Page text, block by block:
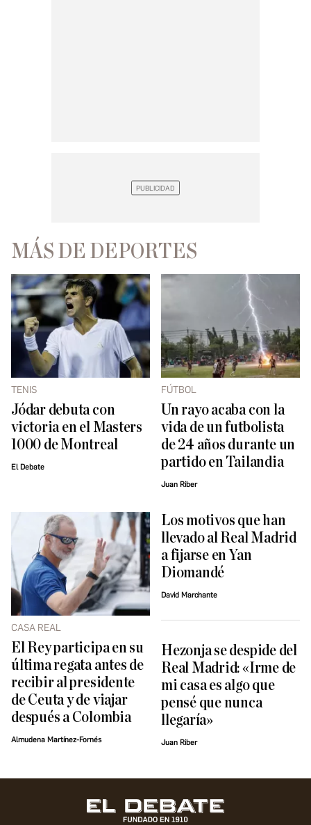
MÁS DE DEPORTES
TENIS
Jódar debuta con
victoria en el Masters
1000 de Montreal
El Debate
FÚTBOL
Un rayo acaba con la
vida de un futbolista
de 24 años durante un
partido en Tailandia
Juan Riber
CASA REAL
El Rey participa en su
última regata antes de
recibir al presidente
de Ceuta y de viajar
después a Colombia
Almudena Martínez-Fornés
Los motivos que han
llevado al Real Madrid
a fijarse en Yan
Diomandé
David Marchante
Hezonja se despide del
Real Madrid: «Irme de
mi casa es algo que
pensé que nunca
llegaría»
Juan Riber